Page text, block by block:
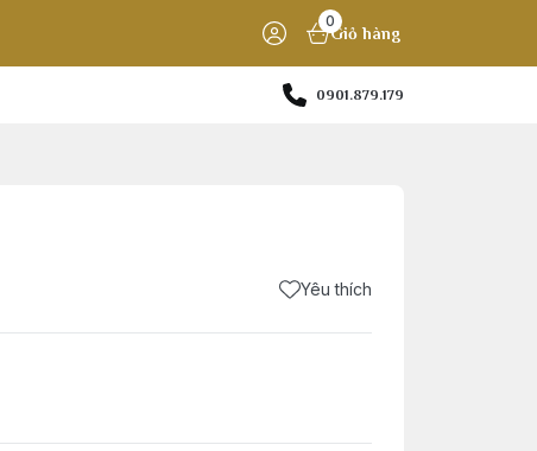
0
Giỏ hàng
0901.879.179
Yêu thích